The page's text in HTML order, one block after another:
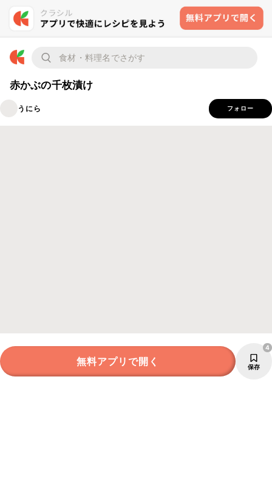
赤かぶの千枚漬け
うにら フォロー
無料アプリで開く 保存
4